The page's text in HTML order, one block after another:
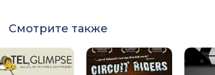
Смотрите также